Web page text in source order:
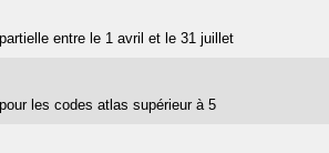
entre le 1 avril et le 31 juillet
les codes atlas supérieur à 5